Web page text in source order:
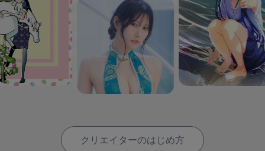
クリエイターのはじめ方